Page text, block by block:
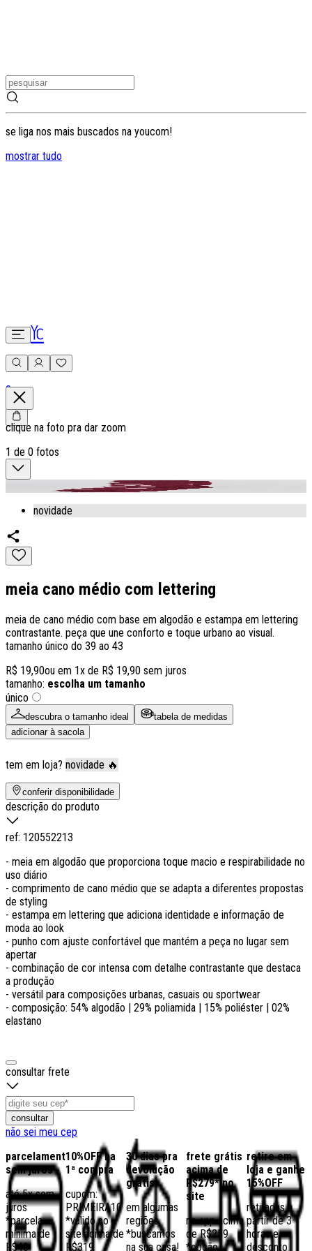
se liga nos mais buscados na youcom!
mostrar tudo
0
clique na foto pra dar zoom
1 de 0 fotos
novidade
meia cano médio com lettering
meia de cano médio com base em algodão e estampa em lettering
contrastante. peça que une conforto e toque urbano ao visual.
tamanho único do 39 ao 43
R$ 19,90ou em 1x de R$ 19,90 sem juros
tamanho: escolha um tamanho
único
descubra o tamanho ideal
tabela de medidas
adicionar à sacola
tem em loja? novidade 🔥
conferir disponibilidade
descrição do produto
ref: 120552213
- meia em algodão que proporciona toque macio e respirabilidade no
uso diário
- comprimento de cano médio que se adapta a diferentes propostas
de styling
- estampa em lettering que adiciona identidade e informação de
moda ao look
- punho com ajuste confortável que mantém a peça no lugar sem
apertar
- combinação de cor intensa com detalhe contrastante que destaca
a produção
- versátil para composições urbanas, casuais ou sportwear
- composição: 54% algodão | 29% poliamida | 15% poliéster | 02%
elastano
consultar frete
consultar
não sei meu cep
parcelamento
sem juros
até 5x sem
juros
*parcela
mínima de
R$40
10%OFF na
1ª compra
cupom:
PRIMEIRA10
*válido no
site acima de
R$319
30 dias pra
devolução
grátis
em algumas
regiões,
*buscamos
na sua casa!
frete grátis
acima de
R$279* no
site
no app acima
de R$259
*opção
retire em
loja e ganhe
15%OFF
retiradas a
partir de 3
horas e
desconto